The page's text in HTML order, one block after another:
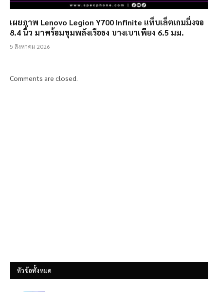
เผยภาพ Lenovo Legion Y700 Infinite แท็บเล็ตเกมมิ่งจอ
8.4 นิ้ว มาพร้อมขุมพลังเรือธง บางเบาเพียง 6.5 มม.
5 สิงหาคม 2026
Comments are closed.
หัวข้อทั้งหมด